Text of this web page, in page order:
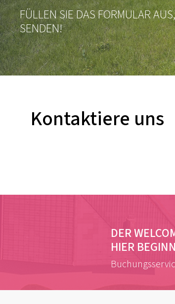
FÜLLEN SIE DAS FORMULAR
SENDEN!
Kontaktiere uns
DER
HIER